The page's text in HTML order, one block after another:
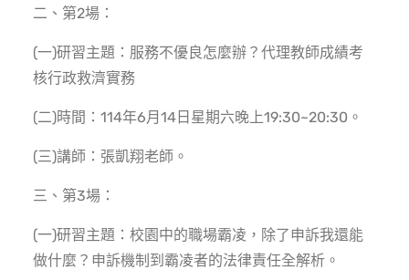
二、第2場：
(一)研習主題：服務不優良怎麼辦？代理教師成績考
核行政救濟實務
(二)時間：114年6月14日星期六晚上19:30~20:30。
(三)講師：張凱翔老師。
三、第3場：
(一)研習主題：校園中的職場霸凌，除了申訴我還能
做什麼？申訴機制到霸凌者的法律責任全解析。